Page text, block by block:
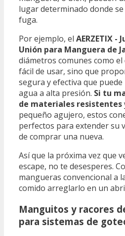
lugar determinado donde
fuga.
Por ejemplo, el AERZETIX -
Unión para Manguera de
diámetros comunes como el
fácil de usar, sino que
segura y efectiva que
agua a alta presión. Si tu
de materiales resistentes
pequeño agujero, estos
perfectos para extender su
de comprar una nueva.
Así que la próxima vez que
escape, no te desesperes.
mangueras convencional a
comido arreglarlo en un
Manguitos y racores
para sistemas de